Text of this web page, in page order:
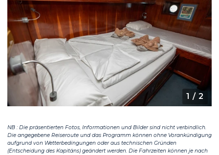
1 / 2
NB : Die präsentierten Fotos, Informationen und Bilder sind nicht verbindlich.
Die angegebene Reiseroute und das Programm können ohne Vorankündigung
aufgrund von Wetterbedingungen oder aus technischen Gründen
(Entscheidung des Kapitäns) geändert werden. Die Fahrzeiten können je nach